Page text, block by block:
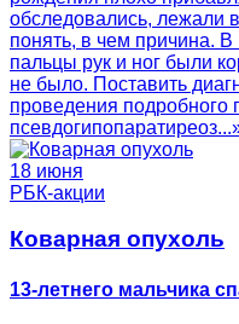
обследовались, лежали
понять, в чем причина. В
пальцы рук и ног были
не было. Поставить
проведения подробного
18 июня
РБК-акции
Коварная опухоль
13-летнего мальчика